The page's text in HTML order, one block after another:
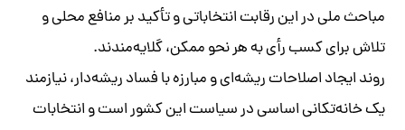
مباحث ملی در این رقابت انتخاباتی و تأکید بر منافع محلی و
تلاش برای کسب رأی به هر نحو ممکن، گلایه‌مندند.
روند ایجاد اصلاحات ریشه‌ای و مبارزه با فساد ریشه‌دار، نیازمند
یک خانه‌تکانی اساسی در سیاست این کشور است و انتخابات